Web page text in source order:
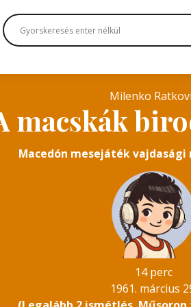
Milenko
macskák
Macedón mesejáték
14 perc
1961. március